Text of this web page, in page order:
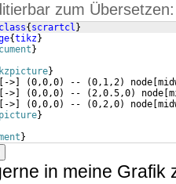
zum Übersetzen:
{ scrartcl }
{tikz}
}
}
-> (0,0,0) -- (0,1,2) node
-> (0,0,0) -- (2,0.5,0) node
-> (0,0,0) -- (0,2,0) node
}
}
in meine